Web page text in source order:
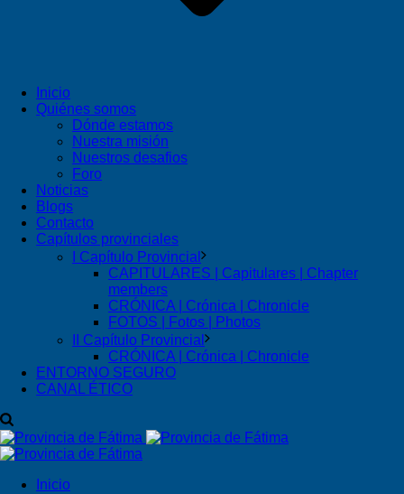
Inicio
Quiénes somos
Dónde estamos
Nuestra misión
Nuestros desafios
Foro
Noticias
Blogs
Contacto
Capítulos provinciales
I Capítulo Provincial
CAPITULARES | Capitulares | Chapter
members
CRÓNICA | Crónica | Chronicle
FOTOS | Fotos | Photos
II Capítulo Provincial
CRÓNICA | Crónica | Chronicle
ENTORNO SEGURO
CANAL ÉTICO
Inicio